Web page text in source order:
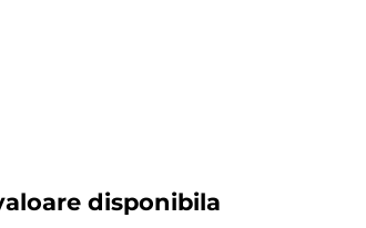
disponibila